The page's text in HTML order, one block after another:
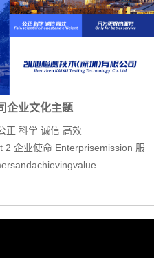
企业文化主题
正 科学 诚信 高效
2 企业使命 Enterprisemission 服